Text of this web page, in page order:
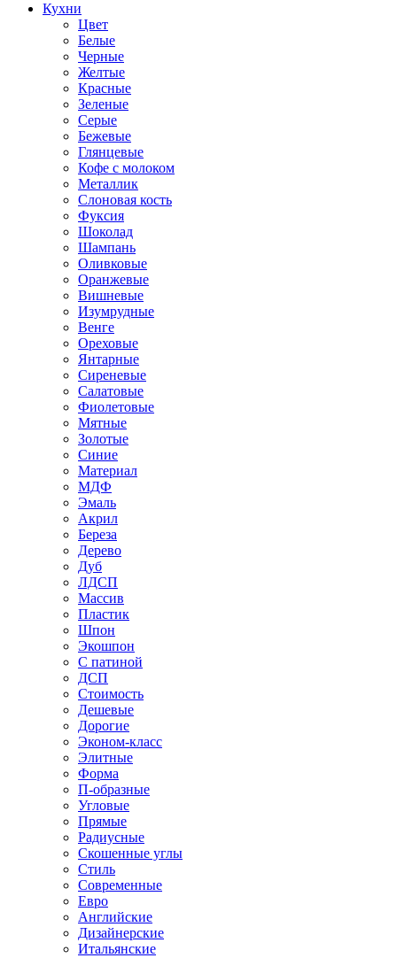
Кухни
Цвет
Белые
Черные
Желтые
Красные
Зеленые
Серые
Бежевые
Глянцевые
Кофе с молоком
Металлик
Слоновая кость
Фуксия
Шоколад
Шампань
Оливковые
Оранжевые
Вишневые
Изумрудные
Венге
Ореховые
Янтарные
Сиреневые
Салатовые
Фиолетовые
Мятные
Золотые
Синие
Материал
МДФ
Эмаль
Акрил
Береза
Дерево
Дуб
ЛДСП
Массив
Пластик
Шпон
Экошпон
С патиной
ДСП
Стоимость
Дешевые
Дорогие
Эконом-класс
Элитные
Форма
П-образные
Угловые
Прямые
Радиусные
Скошенные углы
Стиль
Современные
Евро
Английские
Дизайнерские
Итальянские